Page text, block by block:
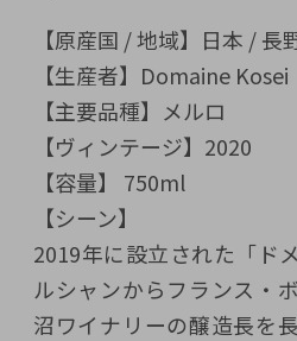
【原産国 / 地域】日本 / 長
【生産者】Domaine Kosei
【主要品種】メルロ
【ヴィンテージ】2020
【容量】 750ml
【シーン】
2019年に設立された「ド
ルシャンからフランス・
沼ワイナリーの醸造長を